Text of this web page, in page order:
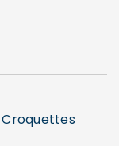
Croquettes